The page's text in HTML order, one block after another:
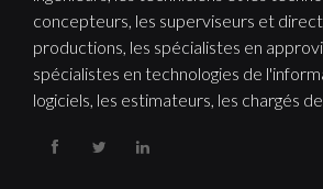
concepteurs, les superviseurs et
productions, les spécialistes en
spécialistes en technologies de
logiciels, les estimateurs, les chargés